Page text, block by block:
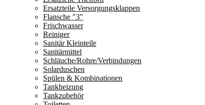
Ersatzteile Versorgungsklappen
Flansche "3"
Frischwasser
Reiniger
Sanitär Kleinteile
Sanitärmittel
Schläuche/Rohre/Verbindungen
Solarduschen
Spülen & Kombinationen
Tankheizung
Tankzubehör